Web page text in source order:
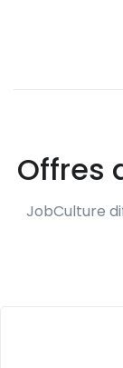
Offres
JobCulture